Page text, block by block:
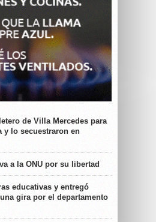
de Villa Mercedes para
y lo secuestraron en
a la ONU por su libertad
educativas y entregó
gira por el departamento